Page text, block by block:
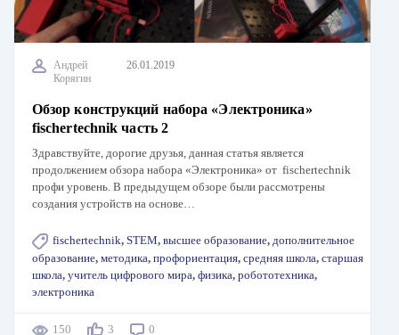
Андрей
Корягин
26.01.2019
Обзор конструкций набора «Электроника»
fischertechnik часть 2
Здравствуйте, дорогие друзья, данная статья является
продолжением обзора набора «Электроника» от fischertechnik
профи уровень. В предыдущем обзоре были рассмотрены
создания устройств на основе…
fischertechnik, STEM, высшее образование, дополнительное
образование, методика, профориентация, средняя школа, старшая
школа, учитель цифрового мира, физика, робототехника,
электроника
150 3 0